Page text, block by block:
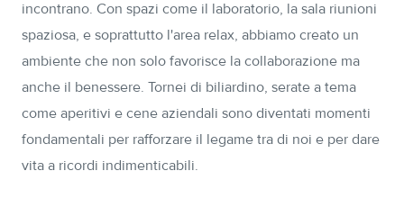
incontrano. Con spazi come il laboratorio, la sala riunioni
spaziosa, e soprattutto l'area relax, abbiamo creato un
ambiente che non solo favorisce la collaborazione ma
anche il benessere. Tornei di biliardino, serate a tema
come aperitivi e cene aziendali sono diventati momenti
fondamentali per rafforzare il legame tra di noi e per dare
vita a ricordi indimenticabili.